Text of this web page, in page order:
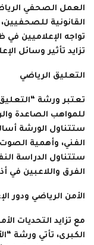
العمل الصحفي
القانونية
تواجه الإعلاميين في
تزايد تأثير وسائل
التعليق الرياضي
تعتبر ورشة
للمواهب الصاعدة
ستتناول الورشة
الفني، وأهمية
ستتناول الدراسة
الفرق واللاعبين في
الأمن الرياضي ودور
مع تزايد التحديات
الكبرى، تأتي ورشة